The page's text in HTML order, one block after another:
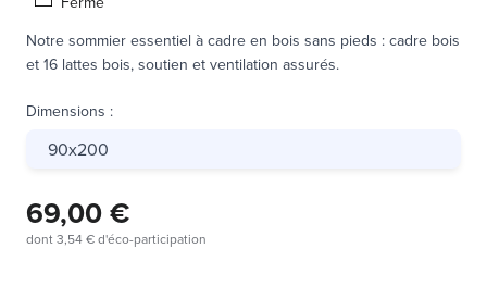
Notre sommier essentiel à cadre en bois sans pieds : cadre bois
et 16 lattes bois, soutien et ventilation assurés.
Dimensions :
90x200
69,00 €
dont3,54 €d'éco-participation